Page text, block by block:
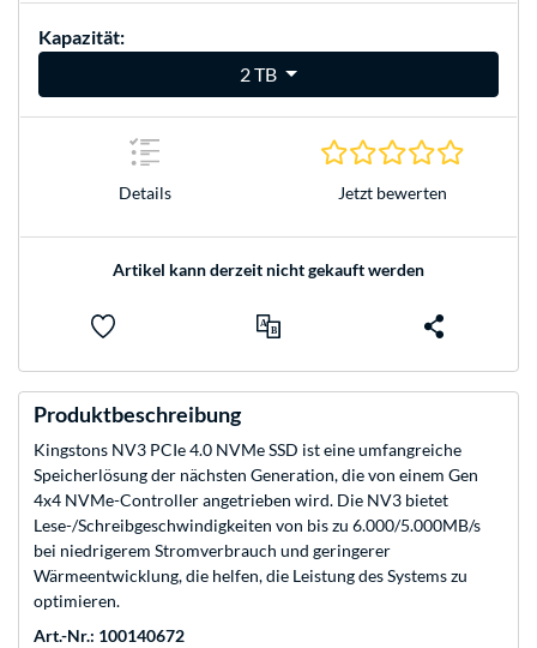
Kapazität:
2 TB
Details Jetzt bewerten
Artikel kann derzeit nicht gekauft werden
Produktbeschreibung
Kingstons NV3 PCIe 4.0 NVMe SSD ist eine umfangreiche
Speicherlösung der nächsten Generation, die von einem Gen
4x4 NVMe-Controller angetrieben wird. Die NV3 bietet
Lese-/Schreibgeschwindigkeiten von bis zu 6.000/5.000MB/s
bei niedrigerem Stromverbrauch und geringerer
Wärmeentwicklung, die helfen, die Leistung des Systems zu
optimieren.
Art.-Nr.: 100140672